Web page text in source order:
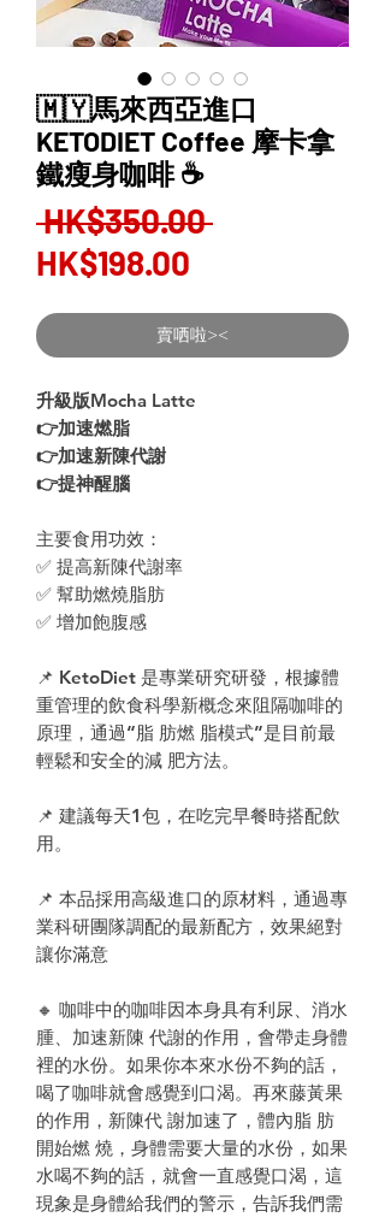
🇲🇾馬來西亞進口
KETODIET Coffee 摩卡拿
鐵瘦身咖啡 ☕️
HK$350.00 Regular
HK$198.00
Price
賣哂啦><
升級版Mocha Latte
👉加速燃脂
👉加速新陳代謝
👉提神醒腦
主要食用功效：
✅ 提高新陳代謝率
✅ 幫助燃燒脂肪
✅ 增加飽腹感
📌 KetoDiet 是專業研究研發，根據體
重管理的飲食科學新概念來阻隔咖啡的
原理，通過“脂 肪燃 脂模式”是目前最
輕鬆和安全的減 肥方法。
📌 建議每天1包，在吃完早餐時搭配飲
用。
📌 本品採用高級進口的原材料，通過專
業科研團隊調配的最新配方，效果絕對
讓你滿意
🔸 咖啡中的咖啡因本身具有利尿、消水
腫、加速新陳 代謝的作用，會帶走身體
裡的水份。如果你本來水份不夠的話，
喝了咖啡就會感覺到口渴。再來藤黃果
的作用，新陳代 謝加速了，體內脂 肪
開始燃 燒，身體需要大量的水份，如果
水喝不夠的話，就會一直感覺口渴，這
現象是身體給我們的警示，告訴我們需